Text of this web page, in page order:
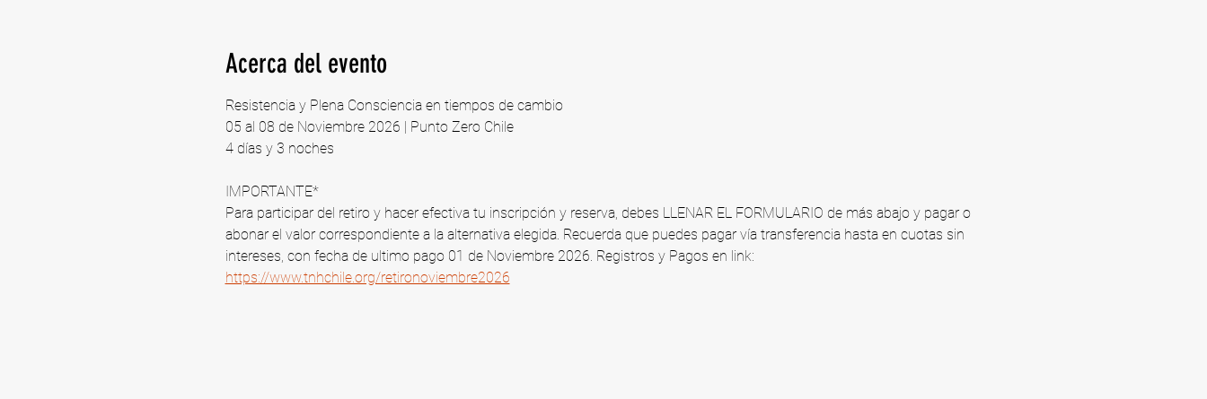
Acerca del evento
Resistencia y Plena Consciencia en tiempos de cambio
05 al 08 de Noviembre 2026 | Punto Zero Chile​
4 días y 3 noches
IMPORTANTE*
Para participar del retiro y hacer efectiva tu inscripción y reserva, debes LLENAR EL FORMULARIO de más abajo y pagar o
abonar el valor correspondiente a la alternativa elegida. Recuerda que puedes pagar vía transferencia hasta en cuotas sin
intereses, con fecha de ultimo pago 01 de Noviembre 2026​. Registros y Pagos en link:
https://www.tnhchile.org/retironoviembre2026